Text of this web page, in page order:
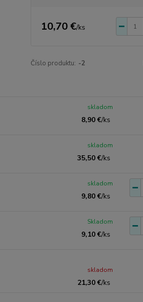
10,70 €/ks
Číslo produktu: -2
8,90 €/ks
skladom
35,50 €/ks
skladom
9,80 €/ks
skladom
9,10 €/ks
Skladom
21,30 €/ks
skladom